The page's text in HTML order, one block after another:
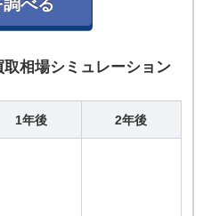
相場シミュレーション
1年後 2年後